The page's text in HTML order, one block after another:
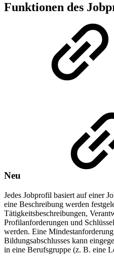
Funktionen des
Neu
Jedes Jobprofil basiert auf einer
eine Beschreibung werden
Tätigkeitsbeschreibungen,
Profilanforderungen und
werden. Eine
Bildungsabschlusses kann
in eine Berufsgruppe (z. B. eine